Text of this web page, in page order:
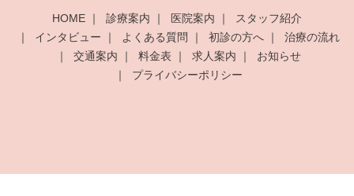
HOME 診療案内 医院案内
スタッフ紹介
インタビュー
よくある質問 初診の方へ
治療の流れ
交通案内
料金表 求人案内
お知らせ
プライバシーポリシー